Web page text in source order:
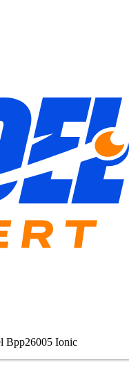
Bpp26005 Ionic